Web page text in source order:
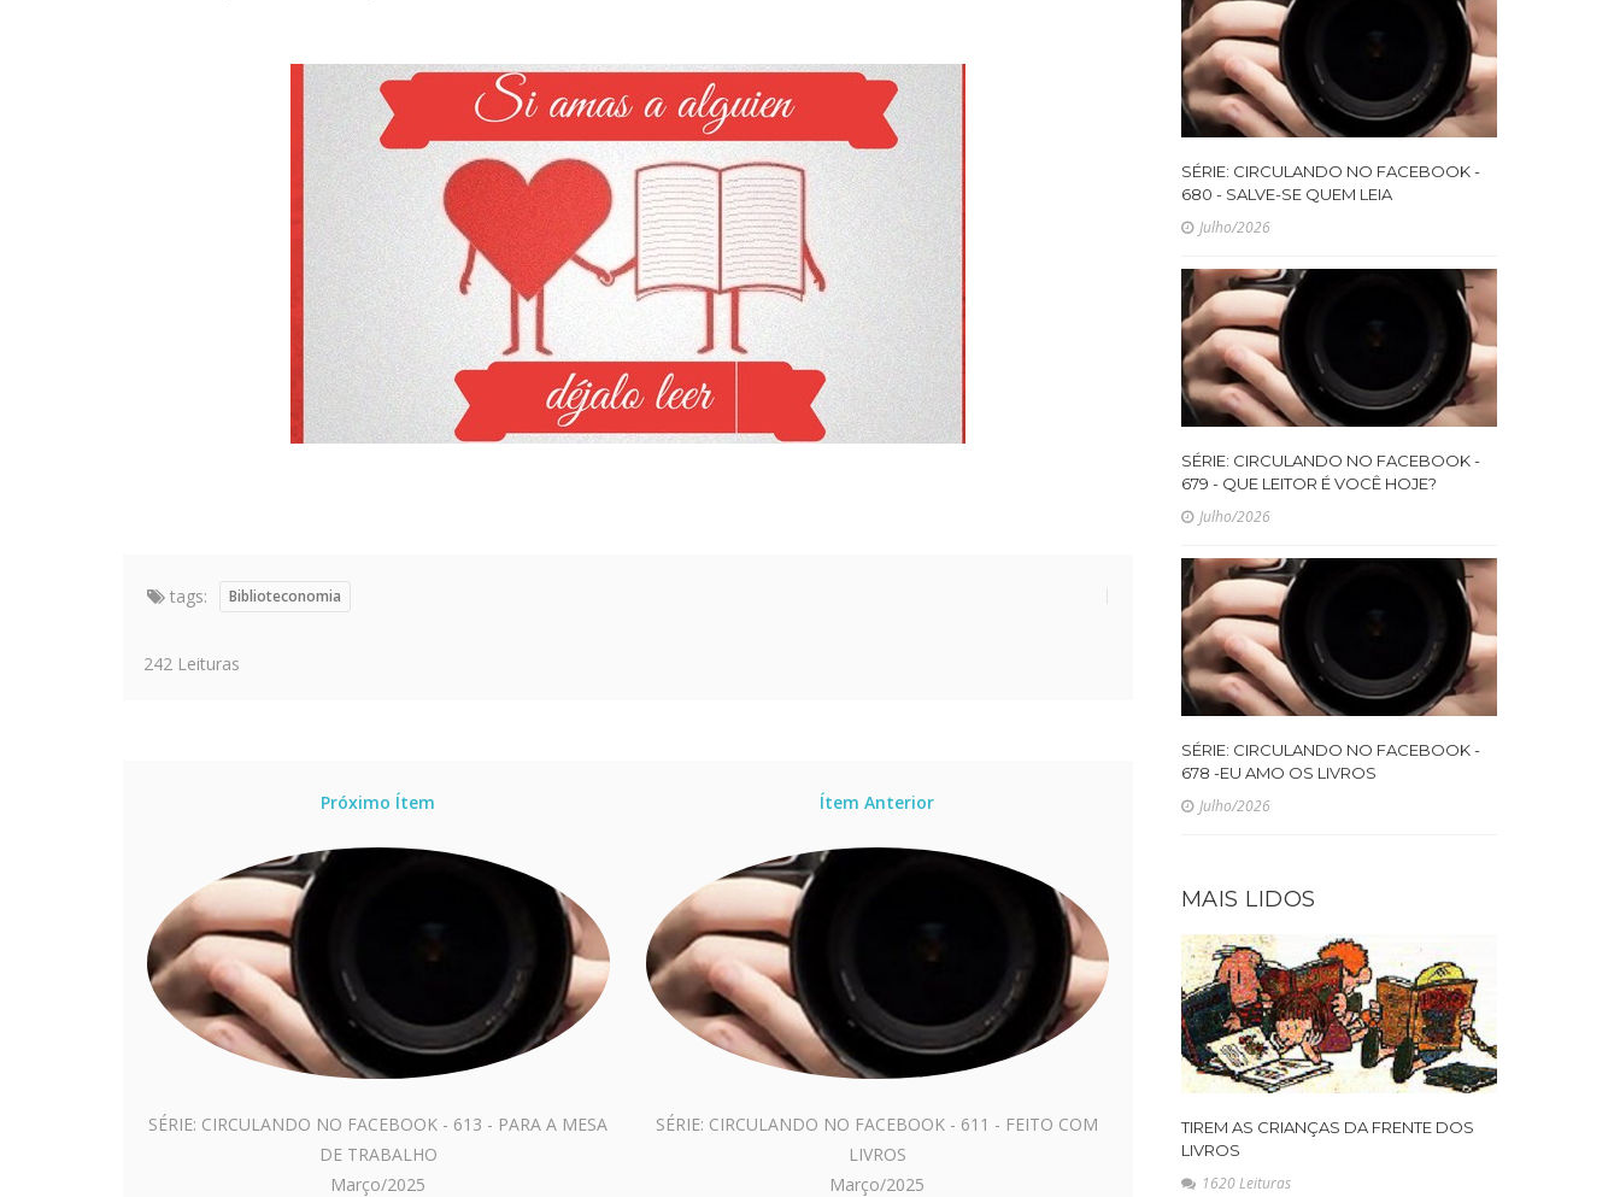
tags: Biblioteconomia
242 Leituras
Próximo Ítem
SÉRIE: CIRCULANDO NO FACEBOOK - 613 - PARA A MESA
DE TRABALHO
Março/2025
Ítem Anterior
SÉRIE: CIRCULANDO NO FACEBOOK - 611 - FEITO COM
LIVROS
Março/2025
SÉRIE: CIRCULANDO NO FACEBOOK -
680 - SALVE-SE QUEM LEIA
Julho/2026
SÉRIE: CIRCULANDO NO FACEBOOK -
679 - QUE LEITOR É VOCÊ HOJE?
Julho/2026
SÉRIE: CIRCULANDO NO FACEBOOK -
678 -EU AMO OS LIVROS
Julho/2026
MAIS LIDOS
TIREM AS CRIANÇAS DA FRENTE DOS
LIVROS
1620 Leituras